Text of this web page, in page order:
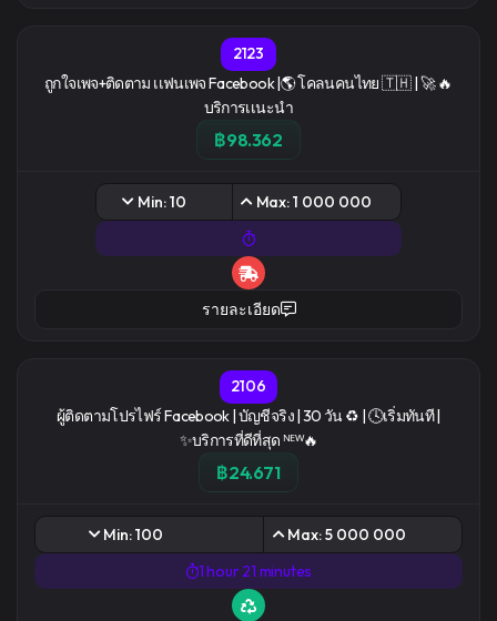
2123
ถูกใจเพจ+ติดตาม เเฟนเพจ Facebook |🌎 โคลนคนไทย 🇹🇭 | 🚀 🔥
บริการเเนะนำ
฿98.362
Min: 10 Max: 1 000 000
รายละเอียด
2106
ผู้ติดตามโปรไฟร์ Facebook | บัญชีจริง | 30 วัน ♻️ | 🕓เริ่มทันที |
✨บริการที่ดีที่สุด ᴺᴱᵂ🔥
฿24.671
Min: 100
Max: 5 000 000
1 hour 21 minutes